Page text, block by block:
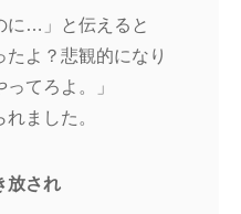
に…」と伝えると
たよ？悲観的になり
てろよ。」
ました。
放され